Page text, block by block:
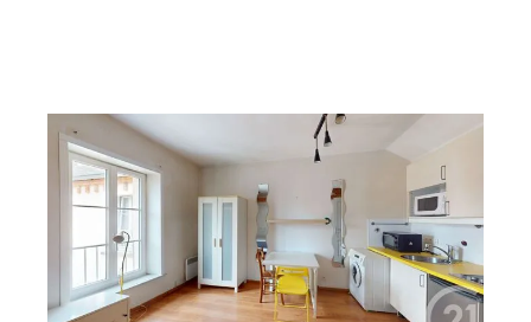
DOLE 39
21 m2, 1 pièce
Ref : 13540
Appartement T1 à vendre
67 000 €